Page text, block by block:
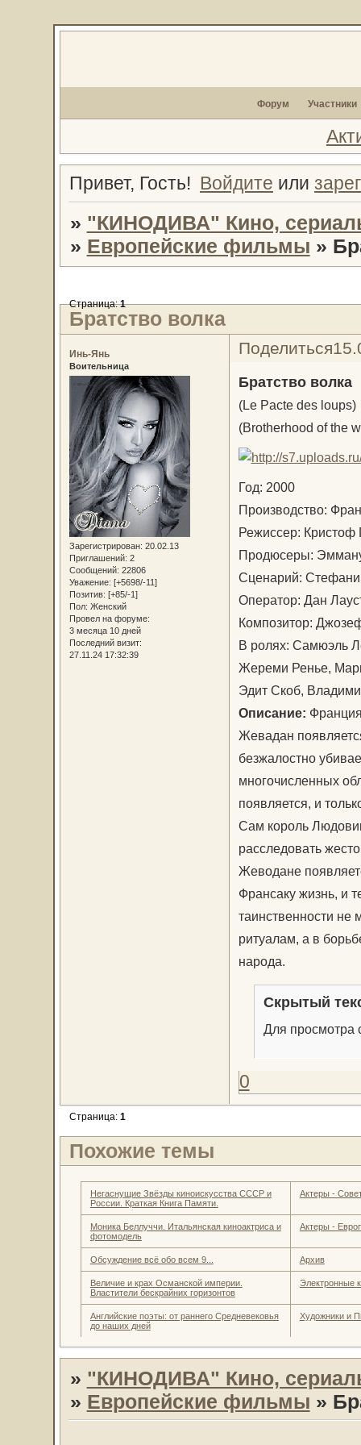
Форум Участники
Привет, Гость! Войдите или
» "КИНОДИВА" Кино,
» Европейские фильмы »
Братство волка
Страница:1
Поделиться
Инь-Янь
Воительница
Зарегистрирован: 20.02.13
Приглашений: 2
Сообщений: 22806
Уважение: [+5698/-11]
Позитив: [+85/-1]
Пол: Женский
Провел на форуме:
3 месяца 10 дней
Последний визит:
27.11.24 17:32:39
Братство волка
(Le Pacte des loups)
(Brotherhood of the
Год: 2000
Производство:
Режиссер:
Продюсеры:
Сценарий:
Оператор: Дан
Композитор:
В ролях: Самюэль
Жереми Ренье,
Эдит Скоб,
Описание:
Жевадан
безжалостно
многочисленных
появляется, и
Сам король
расследовать
Жеводане
Франсаку жизнь, и
таинственности не
ритуалам, а в
народа.
Скрытый
Для просмотра
0
Страница: 1
Похожие темы
Негаснущие Звёзды киноискусства СССР и
России. Краткая Книга Памяти.
Актеры -
Моника Беллуччи. Итальянская киноактриса и
фотомодель
Актеры -
Обсуждение всё обо всем 9... Архив
Величие и крах Османской империи.
Властители бескрайних горизонтов
Электронные
Английские поэты: от раннего Средневековья
до наших дней
Художники и
» "КИНОДИВА" Кино,
» Европейские фильмы »